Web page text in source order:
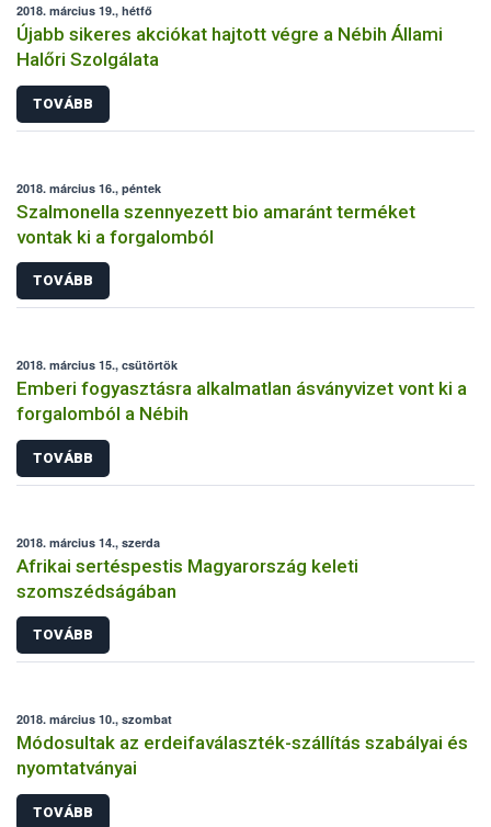
2018. március 19., hétfő
Újabb sikeres akciókat hajtott végre a Nébih Állami
Halőri Szolgálata
TOVÁBB
2018. március 16., péntek
Szalmonella szennyezett bio amaránt terméket
vontak ki a forgalomból
TOVÁBB
2018. március 15., csütörtök
Emberi fogyasztásra alkalmatlan ásványvizet vont ki a
forgalomból a Nébih
TOVÁBB
2018. március 14., szerda
Afrikai sertéspestis Magyarország keleti
szomszédságában
TOVÁBB
2018. március 10., szombat
Módosultak az erdeifaválaszték-szállítás szabályai és
nyomtatványai
TOVÁBB